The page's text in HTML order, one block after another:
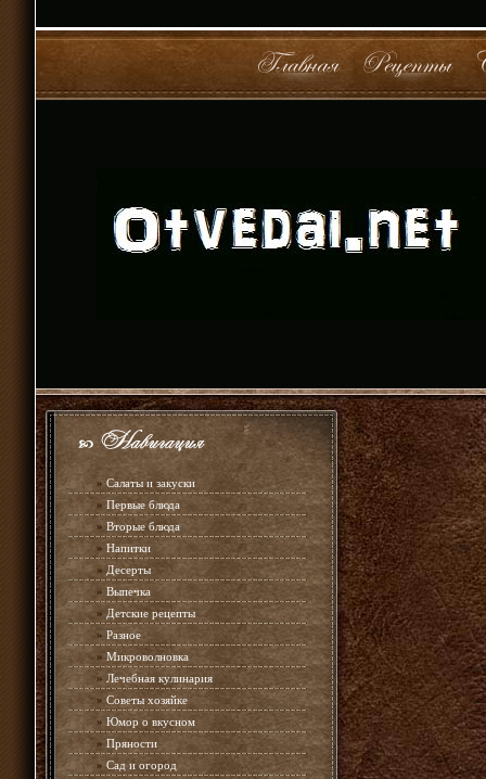
» Салаты и закуски
» Первые блюда
» Вторые блюда
» Напитки
»Десерты
» Выпечка
» Детские рецепты
» Разное
» Микроволновка
» Лечебная кулинария
» Советы хозяйке
» Юмор о вкусном
» Пряности
» Сад и огород